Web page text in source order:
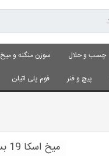
چسب و حلال سوزن منگنه و میخ
پیچ و فنر فوم پلی اتیلن
میخ اسکا 19 بسته ای